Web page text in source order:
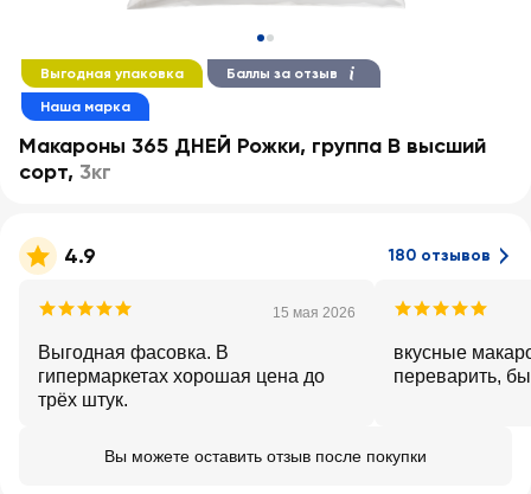
Выгодная упаковка
Баллы за отзыв
Наша марка
Макароны 365 ДНЕЙ Рожки, группа В высший
сорт, 3кг
4.9 180 отзывов
15 мая 2026
Выгодная фасовка. В
гипермаркетах хорошая цена до
трёх штук.
вкусные
переварить,
Вы можете оставить отзыв после покупки